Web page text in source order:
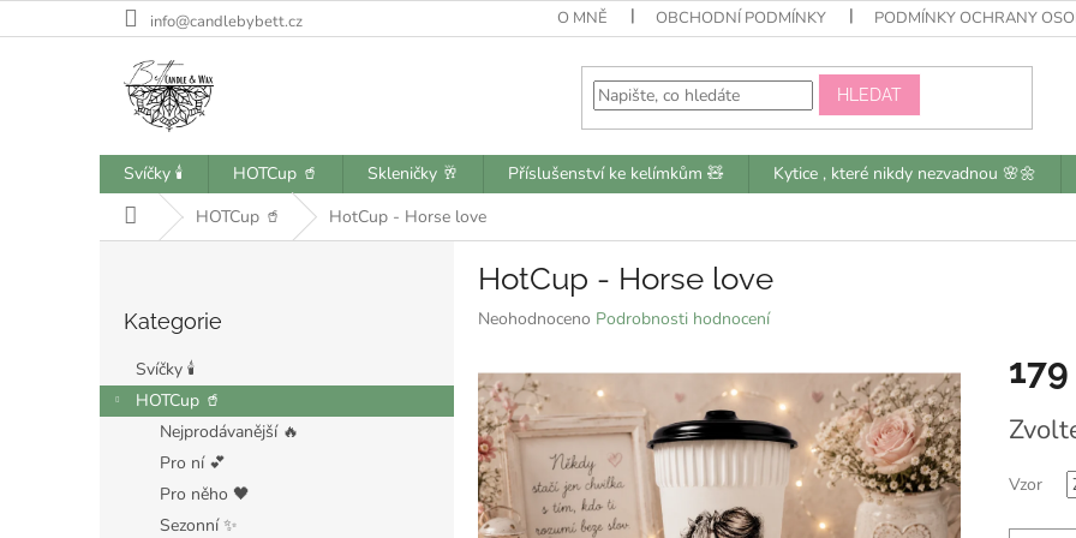
na
info@candlebybett.cz O MNĚ OBCHODNÍ PODMÍNKY PODMÍNKY OCHRANY
HLEDAT
Svíčky 🕯️ HOTCup 🥤 Skleničky 🥂 Příslušenství ke kelímkům 🧸 Kytice , které nikdy nezvadnou 🌸🌼
Domů HOTCup 🥤 HotCup - Horse love
a
n
kategorie
Kategorie
Svíčky 🕯️
HOTCup 🥤
Nejprodávanější 🔥
Pro ní 💕
Pro něho 🖤
Sezonní ✨
HotCup - Horse love
Průměrné
je
0,0
z
5
hvězdiček.
Neohodnoceno Podrobnosti hodnocení
cena:
Vzor